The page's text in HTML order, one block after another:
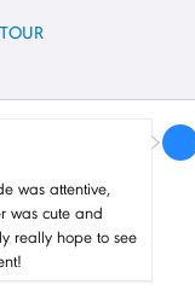
was attentive,
was cute and
really hope to see